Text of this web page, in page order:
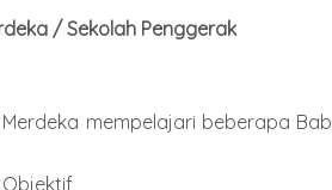
/ Sekolah Penggerak
mempelajari beberapa Bab
Objektif